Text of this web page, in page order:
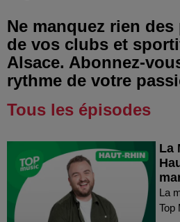
Ne manquez rien
de vos clubs et
Alsace. Abonnez-
rythme de votre
Tous les épisodes
La
La
Top